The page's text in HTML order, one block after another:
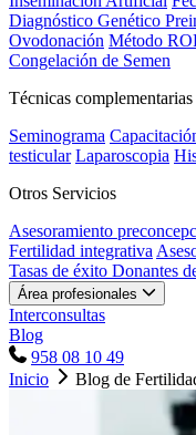
Diagnóstico Genético
Ovodonación Método
Congelación de Semen
Técnicas complementarias
Seminograma
testicular Laparoscopia
Otros Servicios
Asesoramiento
Fertilidad integrativa
Tasas de éxito Donantes
Área profesionales
Interconsultas
Blog
958 08 10 49
Inicio
Blog de